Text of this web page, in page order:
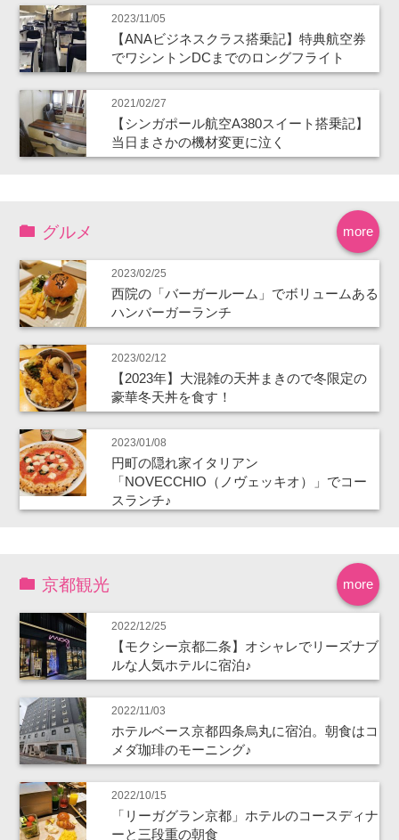
2023/11/05
【ANAビジネスクラス搭乗記】特典航空券
でワシントンDCまでのロングフライト
2021/02/27
【シンガポール航空A380スイート搭乗記】
当日まさかの機材変更に泣く
more
グルメ
2023/02/25
西院の「バーガールーム」でボリュームある
ハンバーガーランチ
2023/02/12
【2023年】大混雑の天丼まきので冬限定の
豪華冬天丼を食す！
2023/01/08
円町の隠れ家イタリアン
「NOVECCHIO（ノヴェッキオ）」でコー
スランチ♪
more
京都観光
2022/12/25
【モクシー京都二条】オシャレでリーズナブ
ルな人気ホテルに宿泊♪
2022/11/03
ホテルベース京都四条烏丸に宿泊。朝食はコ
メダ珈琲のモーニング♪
2022/10/15
「リーガグラン京都」ホテルのコースディナ
ーと三段重の朝食